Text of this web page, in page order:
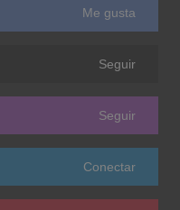
Me gusta
Seguir
Seguir
Conectar